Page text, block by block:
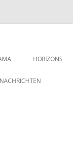
HORIZONS
NACHRICHTEN